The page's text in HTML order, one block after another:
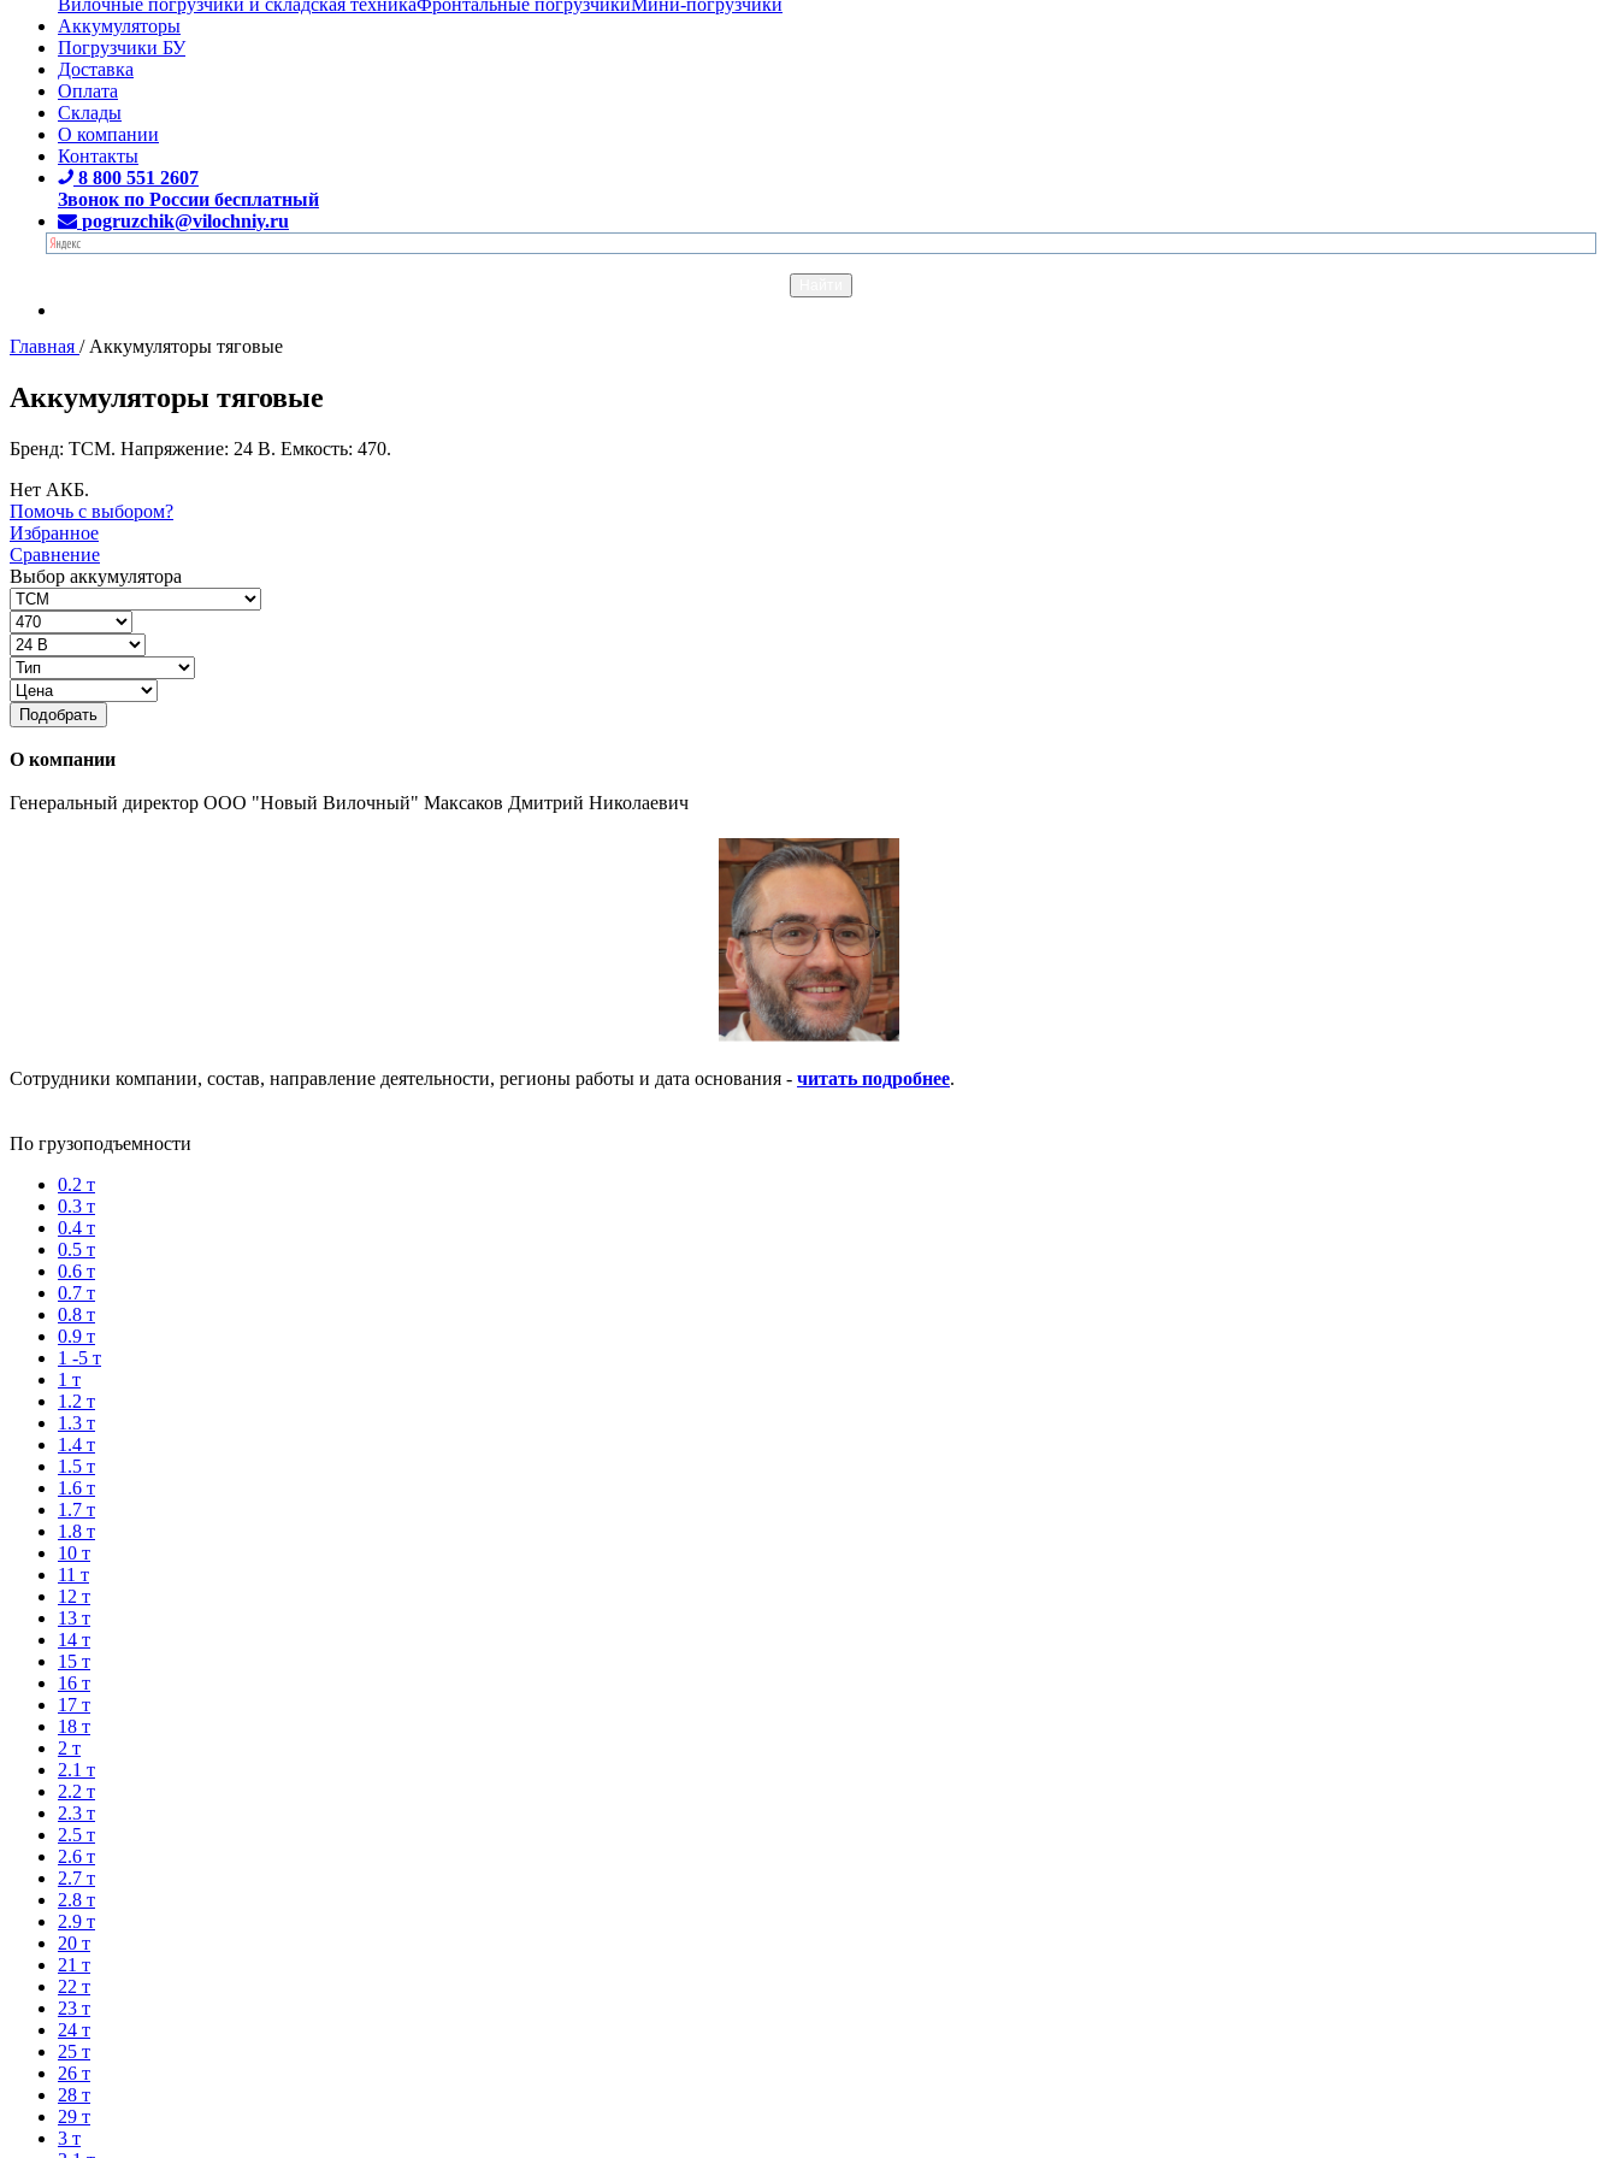
Аккумуляторы
Погрузчики БУ
Доставка
Оплата
Склады
О компании
Контакты
8 800 551 2607
Звонок по России бесплатный
pogruzchik@vilochniy.ru
Главная / Аккумуляторы тяговые
Аккумуляторы тяговые
Бренд: TCM. Напряжение: 24 В. Емкость: 470.
Нет АКБ.
Помочь с выбором?
Избранное
Сравнение
Выбор аккумулятора
Подобрать
О компании
Генеральный директор ООО "Новый Вилочный" Максаков Дмитрий Николаевич
Сотрудники компании, состав, направление деятельности, регионы работы и дата основания - читать подробнее.
По грузоподъемности
0.2 т
0.3 т
0.4 т
0.5 т
0.6 т
0.7 т
0.8 т
0.9 т
1 -5 т
1 т
1.2 т
1.3 т
1.4 т
1.5 т
1.6 т
1.7 т
1.8 т
10 т
11 т
12 т
13 т
14 т
15 т
16 т
17 т
18 т
2 т
2.1 т
2.2 т
2.3 т
2.5 т
2.6 т
2.7 т
2.8 т
2.9 т
20 т
21 т
22 т
23 т
24 т
25 т
26 т
28 т
29 т
3 т